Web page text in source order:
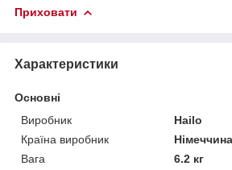
Приховати
Характеристики
Основні
Виробник
Hailo
Країна виробник
Німеччина
Вага
6.2 кг